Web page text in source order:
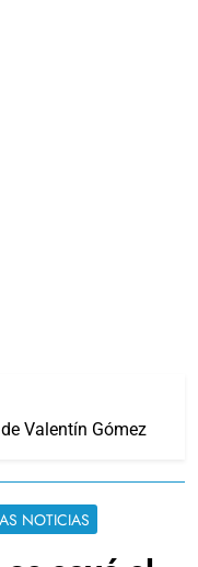
Valentín Gómez
NOTICIAS